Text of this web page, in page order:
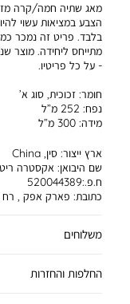
משלוחים
החלפות והחזרות
הצבע במציאות עשוי
בלבד. פריט זה נמכר
מתייחס ליחידה. מוצר
- על כל פריטיו.
חומר: זכוכית, סוג א’
נפח: 252 מ”ל
מידה: 300 מ”ל
ארץ ייצור: סין, China
שם היבואן: אקסטרה
ח.פ.:520044389
כתובת: פארק אפק , רח עמל, 2